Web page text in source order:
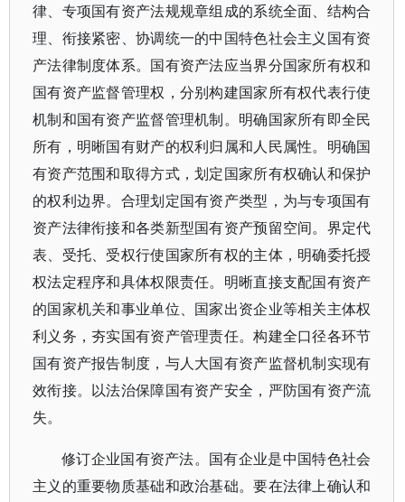
律、专项国有资产法规规章组成的系统全面、结构合
理、衔接紧密、协调统一的中国特色社会主义国有资
产法律制度体系。国有资产法应当界分国家所有权和
国有资产监督管理权，分别构建国家所有权代表行使
机制和国有资产监督管理机制。明确国家所有即全民
所有，明晰国有财产的权利归属和人民属性。明确国
有资产范围和取得方式，划定国家所有权确认和保护
的权利边界。合理划定国有资产类型，为与专项国有
资产法律衔接和各类新型国有资产预留空间。界定代
表、受托、受权行使国家所有权的主体，明确委托授
权法定程序和具体权限责任。明晰直接支配国有资产
的国家机关和事业单位、国家出资企业等相关主体权
利义务，夯实国有资产管理责任。构建全口径各环节
国有资产报告制度，与人大国有资产监督机制实现有
效衔接。以法治保障国有资产安全，严防国有资产流
失。
修订企业国有资产法。国有企业是中国特色社会
主义的重要物质基础和政治基础。要在法律上确认和